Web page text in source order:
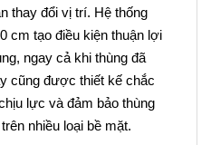
thay đổi vị trí. Hệ thống
cm tạo điều kiện thuận lợi
ngay cả khi thùng đã
cũng được thiết kế chắc
lực và đảm bảo thùng
nhiều loại bề mặt.